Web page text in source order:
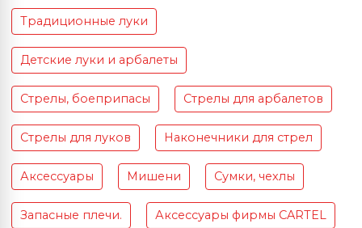
Традиционные луки
Детские луки и арбалеты
Стрелы, боеприпасы Стрелы для арбалетов
Стрелы для луков Наконечники для стрел
Аксессуары Мишени Сумки, чехлы
Запасные плечи. Аксессуары фирмы CARTEL